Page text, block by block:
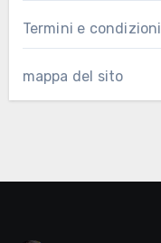
Termini e condizioni
mappa del sito